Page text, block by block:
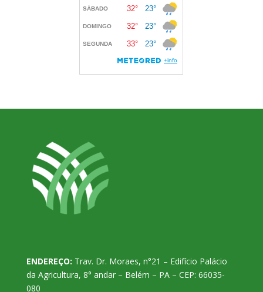
ENDEREÇO: Trav. Dr. Moraes, n°21 – Edifício Palácio
da Agricultura, 8° andar – Belém – PA – CEP: 66035-
080